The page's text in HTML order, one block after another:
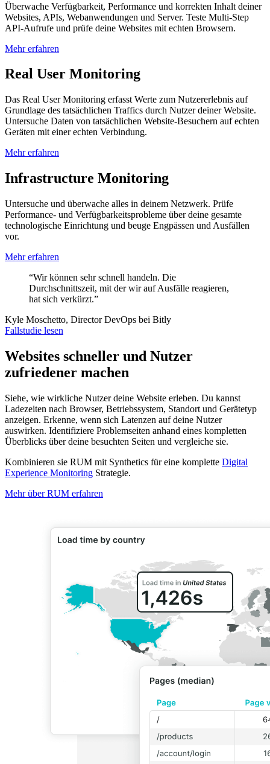
Überwache Verfügbarkeit, Performance und korrekten Inhalt deiner
Websites, APIs, Webanwendungen und Server. Teste Multi-Step
API-Aufrufe und prüfe deine Websites mit echten Browsern.
Mehr erfahren
Real User Monitoring
Das Real User Monitoring erfasst Werte zum Nutzererlebnis auf
Grundlage des tatsächlichen Traffics durch Nutzer deiner Website.
Untersuche Daten von tatsächlichen Website-Besuchern auf echten
Geräten mit einer echten Verbindung.
Mehr erfahren
Infrastructure Monitoring
Untersuche und überwache alles in deinem Netzwerk. Prüfe
Performance- und Verfügbarkeitsprobleme über deine gesamte
technologische Einrichtung und beuge Engpässen und Ausfällen
vor.
Mehr erfahren
“Wir können sehr schnell handeln. Die
Durchschnittszeit, mit der wir auf Ausfälle reagieren,
hat sich verkürzt.”
Kyle Moschetto, Director DevOps bei Bitly
Fallstudie lesen
Websites schneller und Nutzer
zufriedener machen
Siehe, wie wirkliche Nutzer deine Website erleben. Du kannst
Ladezeiten nach Browser, Betriebssystem, Standort und Gerätetyp
anzeigen. Erkenne, wenn sich Latenzen auf deine Nutzer
auswirken. Identifiziere Problemseiten anhand eines kompletten
Überblicks über deine besuchten Seiten und vergleiche sie.
Kombinieren sie RUM mit Synthetics für eine komplette Digital
Experience Monitoring Strategie.
Mehr über RUM erfahren